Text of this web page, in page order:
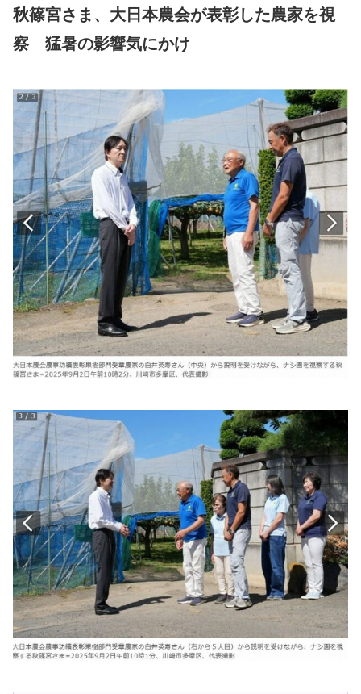
秋篠宮さま、大日本農会が表彰した農家を視
察 猛暑の影響気にかけ